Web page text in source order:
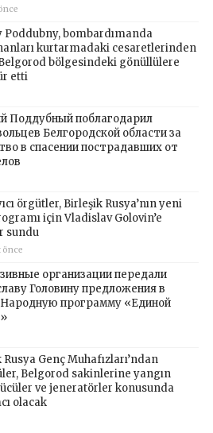
Poddubny, bombardımanda
kurtarmadaki cesaretlerinden
bölgesindeki gönüllülere
etti
Поддубный поблагодарил
Белгородской области за
в спасении пострадавших от
örgütler, Birleşik Rusya’nın yeni
için Vladislav Golovin’e
sundu
önce
организации передали
Головину предложения в
программу «Единой
Genç Muhafızları’ndan
Belgorod sakinlerine yangın
ve jeneratörler konusunda
olacak